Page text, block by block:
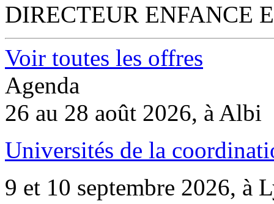
DIRECTEUR ENFANCE
Voir toutes les offres
Agenda
26 au 28 août 2026, à Albi
Universités de la
9 et 10 septembre 2026, à